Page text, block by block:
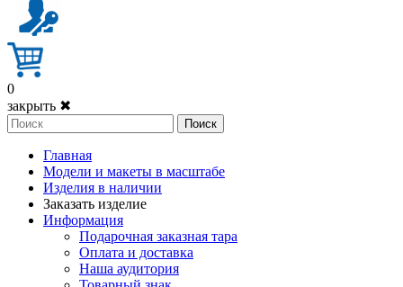
0
закрыть ✖
Поиск
Главная
Модели и макеты в масштабе
Изделия в наличии
Заказать изделие
Информация
Подарочная заказная тара
Оплата и доставка
Наша аудитория